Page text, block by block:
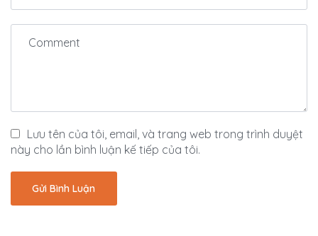
Lưu tên của tôi, email, và trang web trong trình duyệt
này cho lần bình luận kế tiếp của tôi.